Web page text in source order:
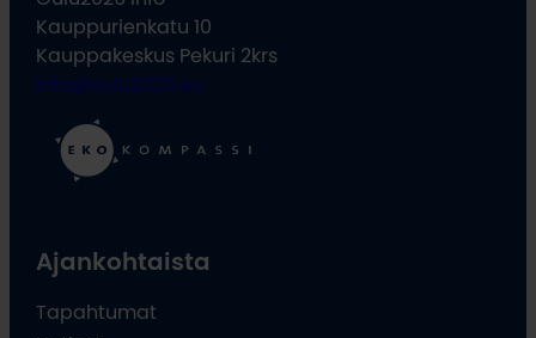
Kauppurienkatu 10
Kauppakeskus Pekuri 2krs
info@oulu2026.eu
Ajankohtaista
Tapahtumat